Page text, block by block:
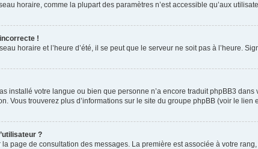
horaire, comme la plupart des paramètres n’est accessible qu’aux
!
horaire et l’heure d’été, il se peut que le serveur ne soit pas à l’heure.
installé votre langue ou bien que personne n’a encore traduit phpBB3
Vous trouverez plus d’informations sur le site du groupe phpBB (voir le lien
?
la page de consultation des messages. La première est associée à votre